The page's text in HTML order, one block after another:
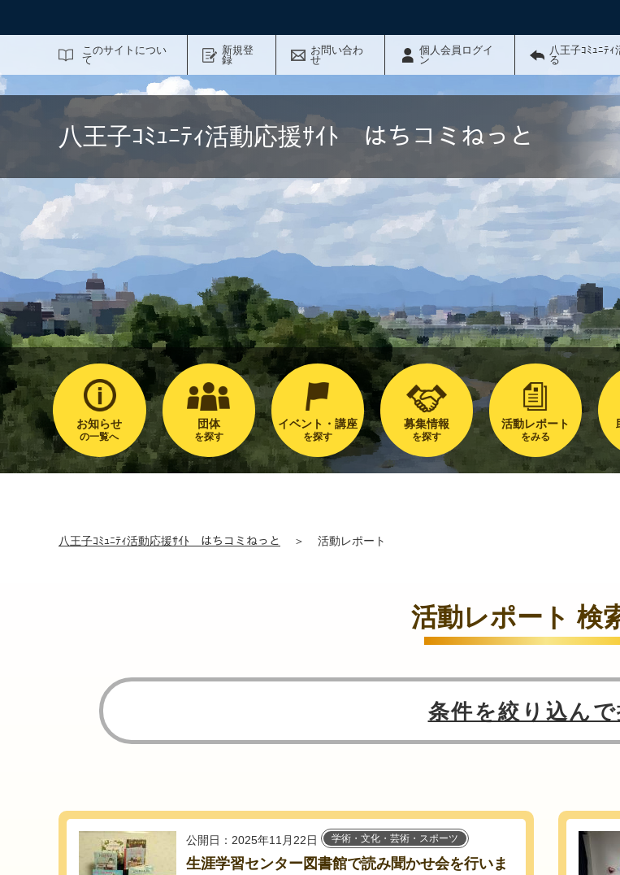
このサイトについ
て
新規登
録
お問い合わ
せ
個人会員ログイ
ン
八王子ｺﾐｭﾆﾃ
る
八王子ｺﾐｭﾆﾃｨ活動応援ｻｲﾄ はちコミねっと
お知らせ
の一覧へ
団体
を探す
イベント・講座
を探す
募集情報
を探す
活動レポート
をみる
八王子ｺﾐｭﾆﾃｨ活動応援ｻｲﾄ はちコミねっと ＞ 活動レポート
活動レポート 検
条件を絞り込ん
公開日：2025年11月22日 学術・文化・芸術・スポーツ
生涯学習センター図書館で読み聞かせ会を行いま